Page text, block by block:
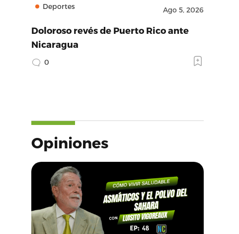
Deportes Ago 5, 2026
Doloroso revés de Puerto Rico ante
Nicaragua
0
Opiniones